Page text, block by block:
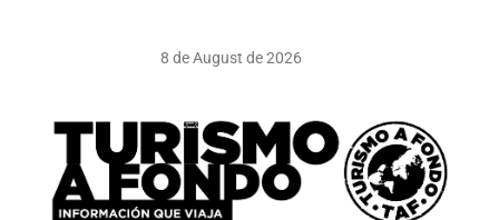
8 de August de 2026